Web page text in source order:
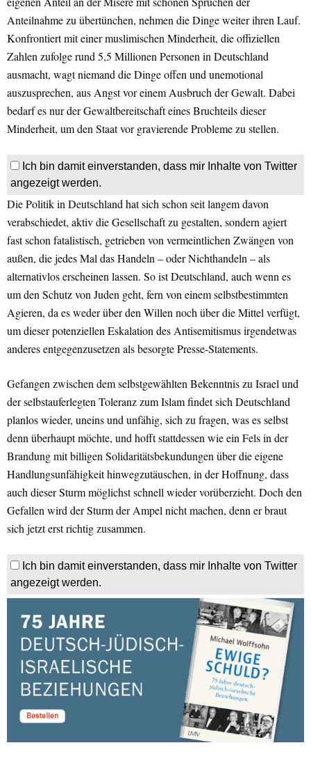
Anteilnahme zu übertünchen, nehmen die Dinge weiter ihren Lauf.
Konfrontiert mit einer muslimischen Minderheit, die offiziellen
Zahlen zufolge rund 5,5 Millionen Personen in Deutschland
ausmacht, wagt niemand die Dinge offen und unemotional
auszusprechen, aus Angst vor einem Ausbruch der Gewalt. Dabei
bedarf es nur der Gewaltbereitschaft eines Bruchteils dieser
Minderheit, um den Staat vor gravierende Probleme zu stellen.
Ich bin damit einverstanden, dass mir Inhalte von Twitter
angezeigt werden.
Die Politik in Deutschland hat sich schon seit langem davon
verabschiedet, aktiv die Gesellschaft zu gestalten, sondern agiert
fast schon fatalistisch, getrieben von vermeintlichen Zwängen von
außen, die jedes Mal das Handeln – oder Nichthandeln – als
alternativlos erscheinen lassen. So ist Deutschland, auch wenn es
um den Schutz von Juden geht, fern von einem selbstbestimmten
Agieren, da es weder über den Willen noch über die Mittel verfügt,
um dieser potenziellen Eskalation des Antisemitismus irgendetwas
anderes entgegenzusetzen als besorgte Presse-Statements.
Gefangen zwischen dem selbstgewählten Bekenntnis zu Israel und
der selbstauferlegten Toleranz zum Islam findet sich Deutschland
planlos wieder, uneins und unfähig, sich zu fragen, was es selbst
denn überhaupt möchte, und hofft stattdessen wie ein Fels in der
Brandung mit billigen Solidaritätsbekundungen über die eigene
Handlungsunfähigkeit hinwegzutäuschen, in der Hoffnung, dass
auch dieser Sturm möglichst schnell wieder vorüberzieht. Doch den
Gefallen wird der Sturm der Ampel nicht machen, denn er braut
sich jetzt erst richtig zusammen.
Ich bin damit einverstanden, dass mir Inhalte von Twitter
angezeigt werden.